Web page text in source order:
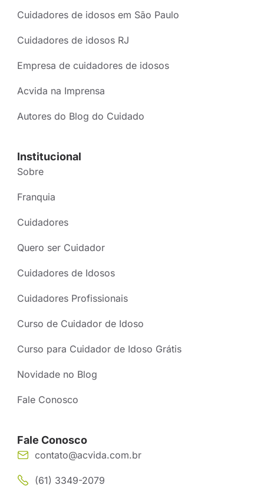
Cuidadores de idosos em São Paulo
Cuidadores de idosos RJ
Empresa de cuidadores de idosos
Acvida na Imprensa
Autores do Blog do Cuidado
Institucional
Sobre
Franquia
Cuidadores
Quero ser Cuidador
Cuidadores de Idosos
Cuidadores Profissionais
Curso de Cuidador de Idoso
Curso para Cuidador de Idoso Grátis
Novidade no Blog
Fale Conosco
Fale Conosco
contato@acvida.com.br
(61) 3349-2079